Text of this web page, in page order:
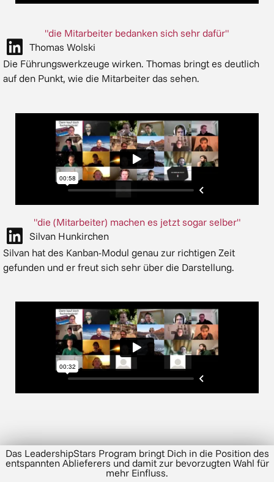
"die Mitarbeiter bedanken sich sehr dafür"
Thomas Wolski
Die Führungswerkzeuge wirken. Thomas bringt es deutlich
auf den Punkt, wie die Mitarbeiter das sehen.
"die (Mitarbeiter) machen es jetzt sogar selber"
Silvan Hunkirchen
Silvan hat des Kanban-Modul genau zur richtigen Zeit
gefunden und er freut sich sehr über die Darstellung.
Das LeadershipStars Program bringt Dich in die Position des
entspannten Ablieferers und damit zur bevorzugten Wahl für
mehr Einfluss.